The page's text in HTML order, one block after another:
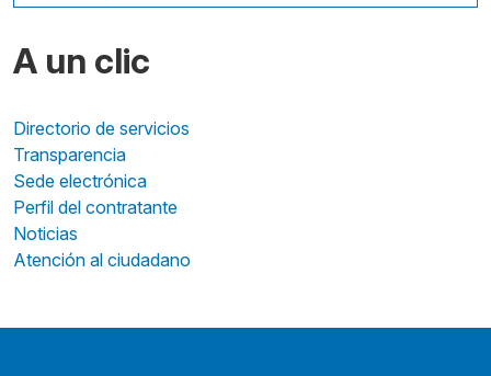
A un clic
Directorio de servicios
Transparencia
Sede electrónica
Perfil del contratante
Noticias
Atención al ciudadano